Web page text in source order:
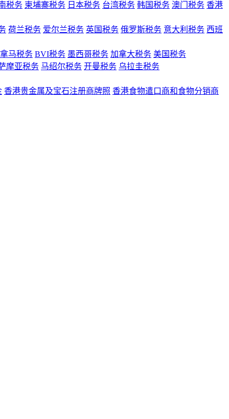
税务 柬埔寨税务 日本税务 台湾税务 韩国税务 澳门税务 香港
荷兰税务 爱尔兰税务 英国税务 俄罗斯税务 意大利税务 西班
马税务 BVI税务 墨西哥税务 加拿大税务 美国税务
摩亚税务 马绍尔税务 开曼税务 乌拉圭税务
香港贵金属及宝石注册商牌照 香港食物遣口商和食物分销商